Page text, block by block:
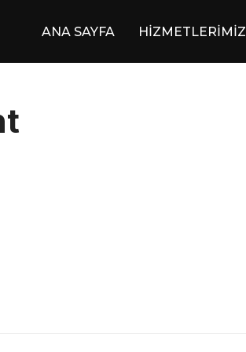
ANA SAYFA HİZMETLERİMİZ